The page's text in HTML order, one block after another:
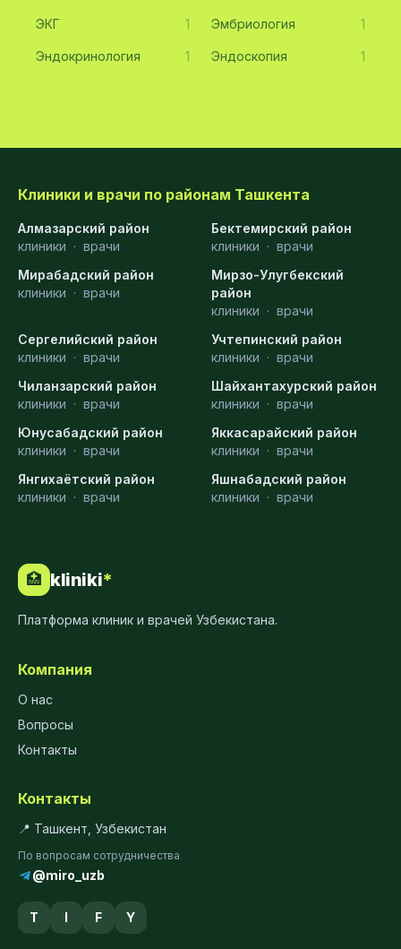
ЭКГ 1 Эмбриология 1
Эндокринология 1 Эндоскопия 1
Клиники и врачи по районам Ташкента
Алмазарский район
клиники · врачи
Бектемирский район
клиники · врачи
Мирабадский район
клиники · врачи
Мирзо-Улугбекский
район
клиники · врачи
Сергелийский район
клиники · врачи
Учтепинский район
клиники · врачи
Чиланзарский район
клиники · врачи
Шайхантахурский район
клиники · врачи
Юнусабадский район
клиники · врачи
Яккасарайский район
клиники · врачи
Янгихаётский район
клиники · врачи
Яшнабадский район
клиники · врачи
🏥 kliniki*
Платформа клиник и врачей Узбекистана.
Компания
О нас
Вопросы
Контакты
Контакты
📍 Ташкент, Узбекистан
По вопросам сотрудничества
@miro_uzb
T I F Y